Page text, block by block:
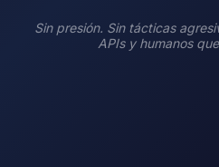
Sin presión. Sin tácticas
APIs y humanos